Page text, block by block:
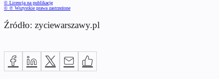
© Licencja na publikację
© ℗ Wszystkie prawa zastrzeżone
Źródło: zyciewarszawy.pl